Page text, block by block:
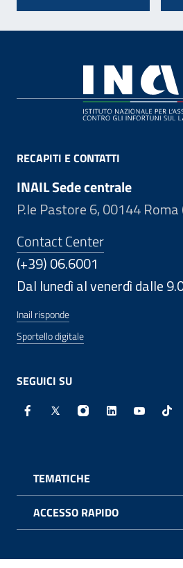
RECAPITI E CONTATTI
INAIL Sede centrale
P.le Pastore 6, 00144 Roma
Contact Center
(+39) 06.6001
Dal lunedì al venerdì dalle
Inail risponde
Sportello digitale
SEGUICI SU
Facebook - Sito esterno -
X - Sito esterno -
Instagram - Sito
Linkedin -
TEMATICHE
ACCESSO RAPIDO